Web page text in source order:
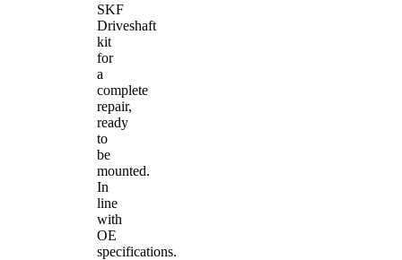
SKF
Driveshaft
kit
for
a
complete
repair,
ready
to
be
mounted.
In
line
with
OE
specifications.